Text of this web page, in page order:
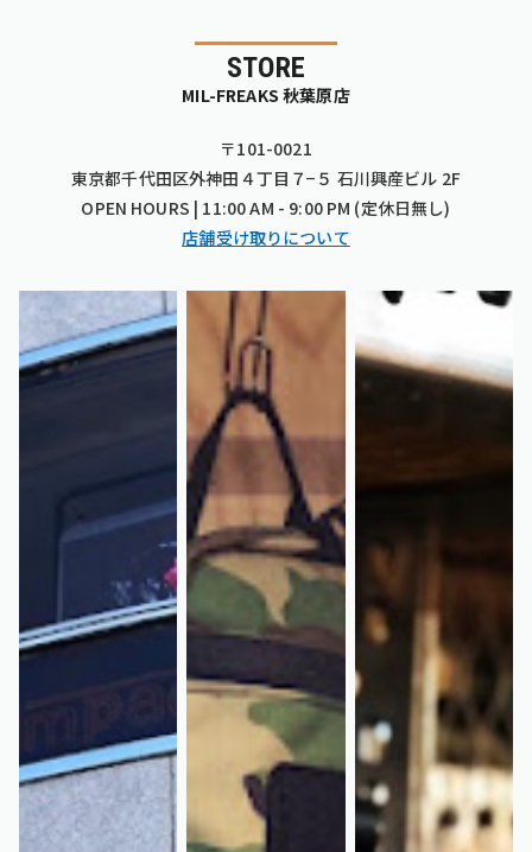
STORE
MIL-FREAKS 秋葉原店
〒101-0021
東京都千代田区外神田４丁目７−５ 石川興産ビル 2F
OPEN HOURS | 11:00 AM - 9:00 PM (定休日無し)
店舗受け取りについて